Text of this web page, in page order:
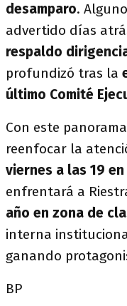
desamparo.
advertido días
respaldo
profundizó tras la
último Comité
Con este
reenfocar la
viernes a las 19
enfrentará a
año en zona de
interna
ganando
BP